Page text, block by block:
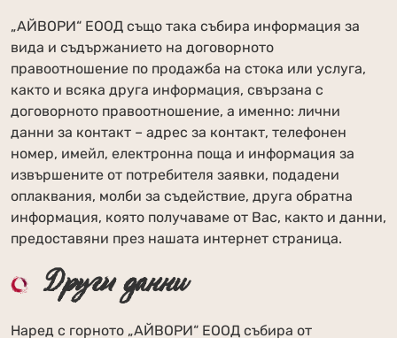
„АЙВОРИ“ ЕООД също така събира информация за
вида и съдържанието на договорното
правоотношение по продажба на стока или услуга,
както и всяка друга информация, свързана с
договорното правоотношение, а именно: лични
данни за контакт – адрес за контакт, телефонен
номер, имейл, електронна поща и информация за
извършените от потребителя заявки, подадени
оплаквания, молби за съдействие, друга обратна
информация, която получаваме от Вас, както и данни,
предоставяни през нашата интернет страница.
Други данни
Наред с горното „АЙВОРИ“ ЕООД събира от